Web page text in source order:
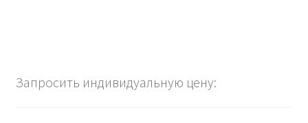
Запросить индивидуальную цену: